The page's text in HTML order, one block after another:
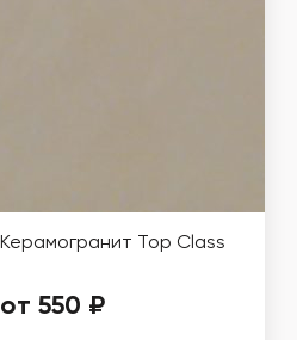
Керамогранит Top Class
от 550 ₽